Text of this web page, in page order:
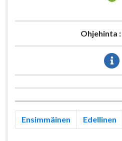
Ohjehinta :
Ensimmäinen Edellinen